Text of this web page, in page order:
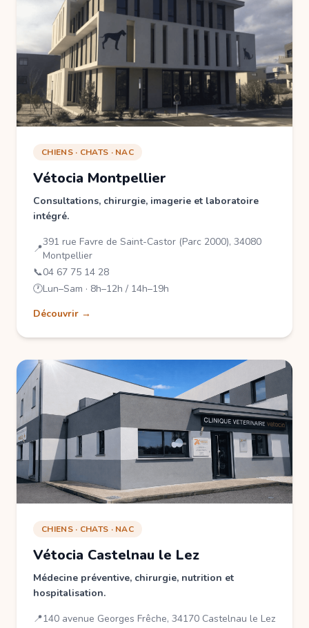
CHIENS · CHATS · NAC
Vétocia Montpellier
Consultations, chirurgie, imagerie et laboratoire
intégré.
📍
391 rue Favre de Saint-Castor (Parc 2000), 34080
Montpellier
📞04 67 75 14 28
🕐Lun–Sam · 8h–12h / 14h–19h
Découvrir →
CHIENS · CHATS · NAC
Vétocia Castelnau le Lez
Médecine préventive, chirurgie, nutrition et
hospitalisation.
📍140 avenue Georges Frêche, 34170 Castelnau le Lez